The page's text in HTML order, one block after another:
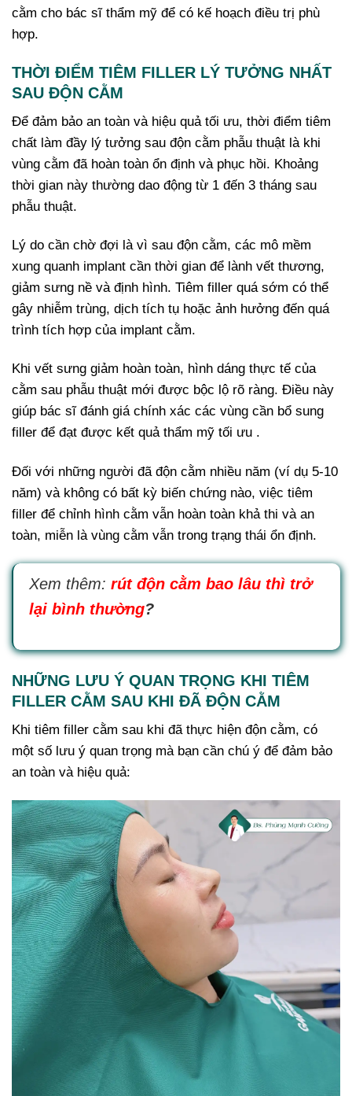
cằm cho bác sĩ thẩm mỹ để có kế hoạch điều trị phù
hợp.
THỜI ĐIỂM TIÊM FILLER LÝ TƯỞNG NHẤT
SAU ĐỘN CẰM
Để đảm bảo an toàn và hiệu quả tối ưu, thời điểm tiêm
chất làm đầy lý tưởng sau độn cằm phẫu thuật là khi
vùng cằm đã hoàn toàn ổn định và phục hồi. Khoảng
thời gian này thường dao động từ 1 đến 3 tháng sau
phẫu thuật.
Lý do cần chờ đợi là vì sau độn cằm, các mô mềm
xung quanh implant cần thời gian để lành vết thương,
giảm sưng nề và định hình. Tiêm filler quá sớm có thể
gây nhiễm trùng, dịch tích tụ hoặc ảnh hưởng đến quá
trình tích hợp của implant cằm.
Khi vết sưng giảm hoàn toàn, hình dáng thực tế của
cằm sau phẫu thuật mới được bộc lộ rõ ràng. Điều này
giúp bác sĩ đánh giá chính xác các vùng cần bổ sung
filler để đạt được kết quả thẩm mỹ tối ưu .
Đối với những người đã độn cằm nhiều năm (ví dụ 5-10
năm) và không có bất kỳ biến chứng nào, việc tiêm
filler để chỉnh hình cằm vẫn hoàn toàn khả thi và an
toàn, miễn là vùng cằm vẫn trong trạng thái ổn định.
Xem thêm: rút độn cằm bao lâu thì trở
lại bình thường?
NHỮNG LƯU Ý QUAN TRỌNG KHI TIÊM
FILLER CẰM SAU KHI ĐÃ ĐỘN CẰM
Khi tiêm filler cằm sau khi đã thực hiện độn cằm, có
một số lưu ý quan trọng mà bạn cần chú ý để đảm bảo
an toàn và hiệu quả: